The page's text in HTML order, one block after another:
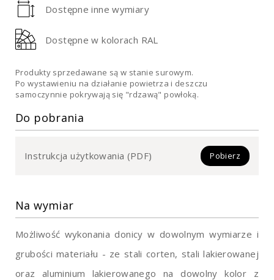
Dostępne inne wymiary
Dostępne w kolorach RAL
Produkty sprzedawane są w stanie surowym.
Po wystawieniu na działanie powietrza i deszczu
samoczynnie pokrywają się "rdzawą" powłoką.
Do pobrania
Instrukcja użytkowania (PDF) Pobierz
Na wymiar
Możliwość wykonania donicy w dowolnym wymiarze i
grubości materiału - ze stali corten, stali lakierowanej
oraz aluminium lakierowanego na dowolny kolor z